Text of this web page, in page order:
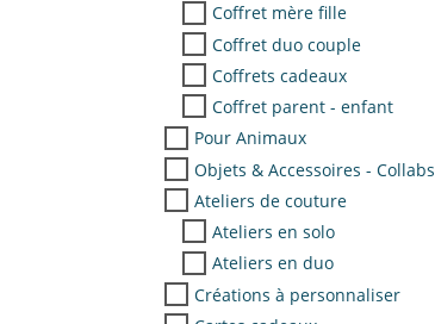
Coffret mère fille
Coffret duo couple
Coffrets cadeaux
Coffret parent - enfant
Pour Animaux
Objets & Accessoires - Collabs
Ateliers de couture
Ateliers en solo
Ateliers en duo
Créations à personnaliser